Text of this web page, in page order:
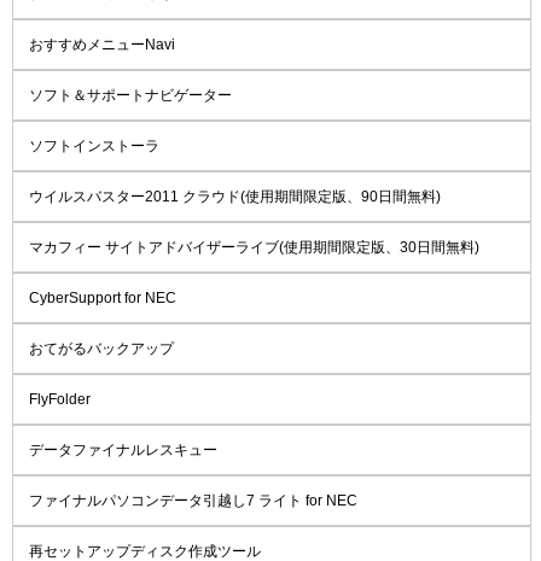
おすすめメニューNavi
ソフト＆サポートナビゲーター
ソフトインストーラ
ウイルスバスター2011 クラウド(使用期間限定版、90日間無料)
マカフィー サイトアドバイザーライブ(使用期間限定版、30日間無料)
CyberSupport for NEC
おてがるバックアップ
FlyFolder
データファイナルレスキュー
ファイナルパソコンデータ引越し7 ライト for NEC
再セットアップディスク作成ツール